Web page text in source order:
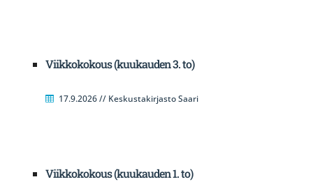
Viikkokokous (kuukauden 3. to)
17.9.2026 // Keskustakirjasto Saari
Viikkokokous (kuukauden 1. to)